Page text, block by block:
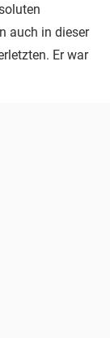
auch in dieser
Er war